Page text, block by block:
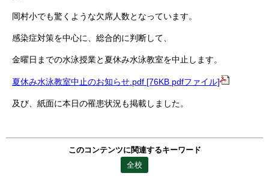
岡村小でも驚くような欠席人数となっています。
感染症対策を中心に、総合的に判断して、
金曜日までの水泳授業と夏休み水泳教室を中止します。
夏休み水泳教室中止のお知らせ.pdf [76KB pdfファイル]
及び、紙面に本日の罹患状況も掲載しました。
このコンテンツに関連するキーワード
全校